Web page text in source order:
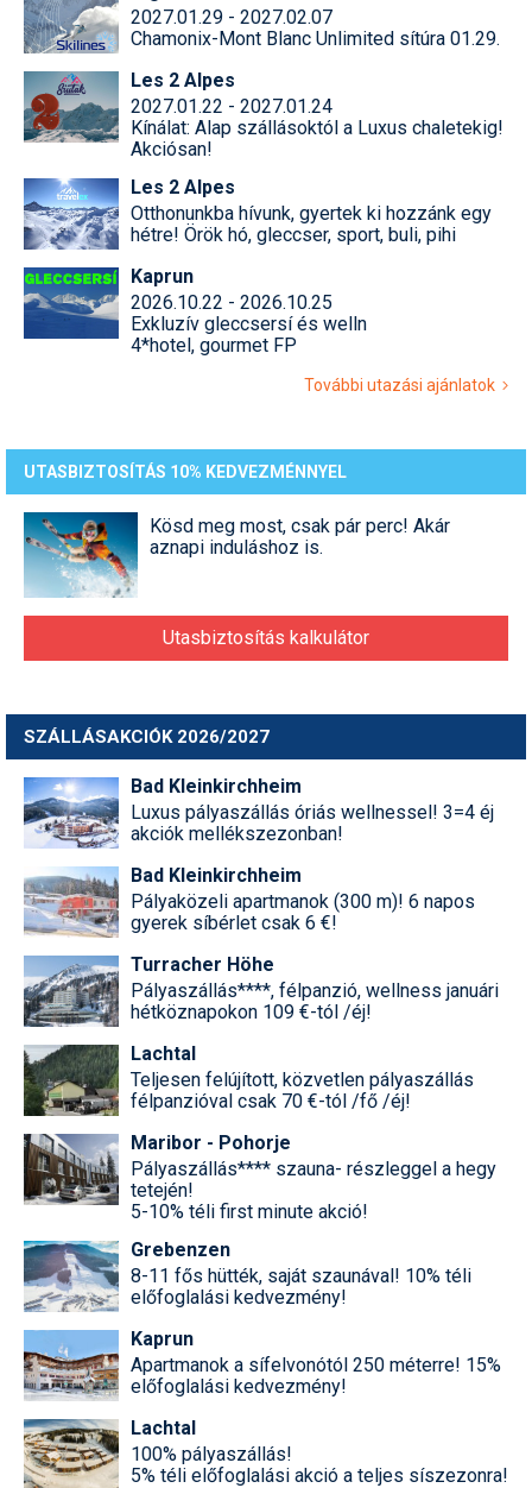
2027.01.29 - 2027.02.07
Chamonix-Mont Blanc Unlimited sítúra 01.29.
Les 2 Alpes
2027.01.22 - 2027.01.24
Kínálat: Alap szállásoktól a Luxus chaletekig!
Akciósan!
Les 2 Alpes
Otthonunkba hívunk, gyertek ki hozzánk egy
hétre! Örök hó, gleccser, sport, buli, pihi
Kaprun
2026.10.22 - 2026.10.25
Exkluzív gleccsersí és welln
4*hotel, gourmet FP
További utazási ajánlatok
UTASBIZTOSÍTÁS 10% KEDVEZMÉNNYEL
Kösd meg most, csak pár perc! Akár
aznapi induláshoz is.
Utasbiztosítás kalkulátor
SZÁLLÁSAKCIÓK 2026/2027
Bad Kleinkirchheim
Luxus pályaszállás óriás wellnessel! 3=4 éj
akciók mellékszezonban!
Bad Kleinkirchheim
Pályaközeli apartmanok (300 m)! 6 napos
gyerek síbérlet csak 6 €!
Turracher Höhe
Pályaszállás****, félpanzió, wellness januári
hétköznapokon 109 €-tól /éj!
Lachtal
Teljesen felújított, közvetlen pályaszállás
félpanzióval csak 70 €-tól /fő /éj!
Maribor - Pohorje
Pályaszállás**** szauna- részleggel a hegy
tetején!
5-10% téli first minute akció!
Grebenzen
8-11 fős hütték, saját szaunával! 10% téli
előfoglalási kedvezmény!
Kaprun
Apartmanok a sífelvonótól 250 méterre! 15%
előfoglalási kedvezmény!
Lachtal
100% pályaszállás!
5% téli előfoglalási akció a teljes síszezonra!